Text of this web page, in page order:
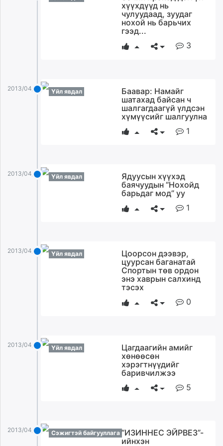
хүүхдүүд нь
чулуудаад, зуудаг
нохой нь барьчих
гээд...
3
2013/04/04 Үйл явдал
Баавар: Намайг
шатахад байсан ч
шалгагдаагүй үлдсэн
хүмүүсийг шалгуулна
1
2013/04/04 Үйл явдал
Ядуусын хүүхэд
баячуудын “Нохойд
барьдаг мод” уу
1
2013/04/04 Үйл явдал
Цоорсон дээвэр,
цуурсан баганатай
Спортын төв ордон
энэ хаврын салхинд
тэсэх
0
2013/04/04 Үйл явдал
Цагдаагийн амийг
хөнөөсөн
хэрэгтнүүдийг
баривчилжээ
5
2013/04/04 Сэжигтэй байгууллага “ИЗИННЕС ЭЙРВЕЗ”-
ийнхэн